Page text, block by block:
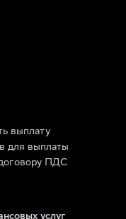
выплату
для выплаты
ПДС